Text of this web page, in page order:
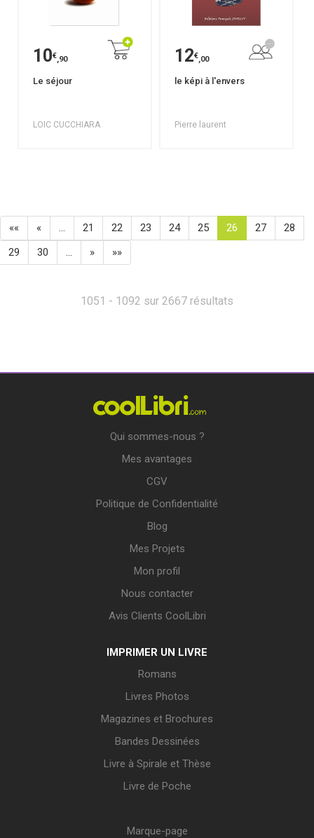
10€,90
Le séjour
LOIC CUCCHIARA
12€,00
le képi à l'envers
Pierre laurent
«« « … 21 22 23 24 25 26 27
28
29
30 … » »»
1051 - 1092 sur 2667 résultats
Qui sommes-nous ?
Mes avantages
CGV
Politique de Confidentialité
Blog
Mes Projets
Mon profil
Nous contacter
Avis Clients CoolLibri
IMPRIMER UN LIVRE
Romans
Livres Photos
Magazines et Brochures
Bandes Dessinées
Livre à Spirale et Thèse
Livre de Poche
Marque-page